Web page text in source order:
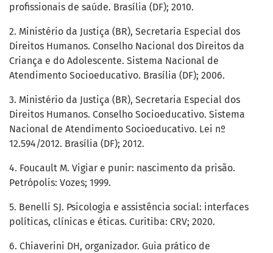
profissionais de saúde. Brasília (DF); 2010.
2. Ministério da Justiça (BR), Secretaria Especial dos
Direitos Humanos. Conselho Nacional dos Direitos da
Criança e do Adolescente. Sistema Nacional de
Atendimento Socioeducativo. Brasília (DF); 2006.
3. Ministério da Justiça (BR), Secretaria Especial dos
Direitos Humanos. Conselho Socioeducativo. Sistema
Nacional de Atendimento Socioeducativo. Lei nº
12.594/2012. Brasília (DF); 2012.
4. Foucault M. Vigiar e punir: nascimento da prisão.
Petrópolis: Vozes; 1999.
5. Benelli SJ. Psicologia e assistência social: interfaces
políticas, clínicas e éticas. Curitiba: CRV; 2020.
6. Chiaverini DH, organizador. Guia prático de